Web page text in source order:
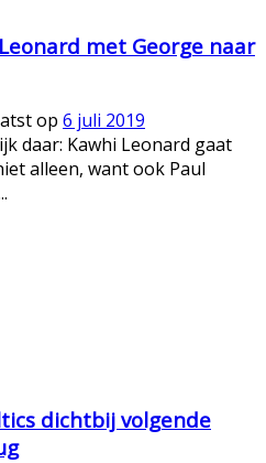
met George naar
op 6 juli 2019
daar: Kawhi Leonard gaat
alleen, want ook Paul
dichtbij volgende